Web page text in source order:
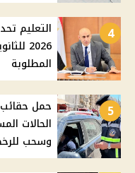
4
التعليم
2026
المطلوبة
5
حمل حقائب
الحالات
وسحب